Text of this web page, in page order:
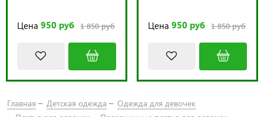
Цена 950 руб 1 850 руб Цена 950 руб 1 850 руб
Главная Детская одежда
Одежда для девочек